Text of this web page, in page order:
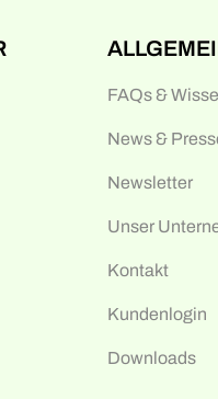
FAQs &
News &
Newsletter
Unser
Kontakt
Kundenlogin
Downloads